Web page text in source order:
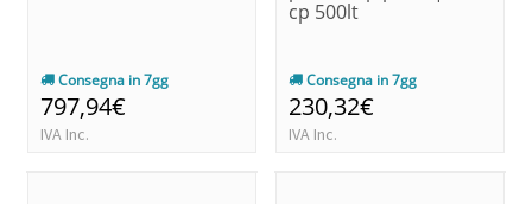
Consegna in 7gg
797,94€
IVA Inc.
cp 500lt
Consegna in 7gg
230,32€
IVA Inc.